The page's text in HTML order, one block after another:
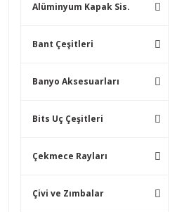
Alüminyum Kapak Sis.
Bant Çeşitleri
Banyo Aksesuarları
Bits Uç Çeşitleri
Çekmece Rayları
Çivi ve Zımbalar